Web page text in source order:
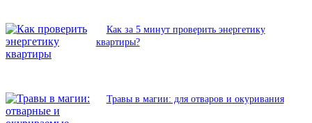
Как за 5 минут проверить энергетику
квартиры?
Травы в магии: для отваров и окуривания